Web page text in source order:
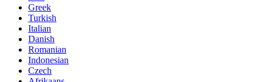
Greek
Turkish
Italian
Danish
Romanian
Indonesian
Czech